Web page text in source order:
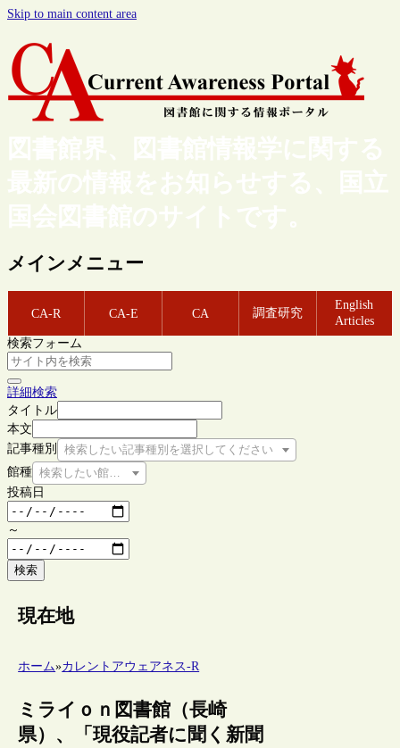
Skip to main content area
図書館界、図書館情報学に関する
最新の情報をお知らせする、国立
国会図書館のサイトです。
メインメニュー
CA-R CA-E CA 調査研究
English
Articles
検索フォーム
詳細検索
タイトル
本文
記事種別
検索したい記事種別を選択してください
館種 検索したい館種を選択してください
投稿日
～
検索
現在地
ホーム»カレントアウェアネス-R
ミライｏｎ図書館（長崎
県）、「現役記者に聞く新聞